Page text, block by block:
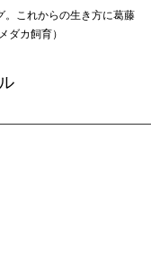
。これからの生き方に葛藤
ダカ飼育）